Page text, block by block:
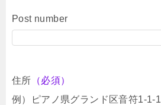
Post number
住所 （必須）
例）ピアノ県グランド区音符1-1-1